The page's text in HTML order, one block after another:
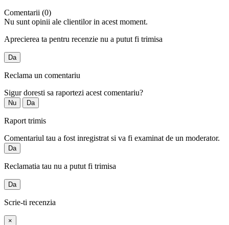
Comentarii (0)
Nu sunt opinii ale clientilor in acest moment.
Aprecierea ta pentru recenzie nu a putut fi trimisa
Da
Reclama un comentariu
Sigur doresti sa raportezi acest comentariu?
Nu Da
Raport trimis
Comentariul tau a fost inregistrat si va fi examinat de un moderator.
Da
Reclamatia tau nu a putut fi trimisa
Da
Scrie-ti recenzia
×